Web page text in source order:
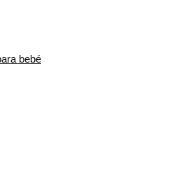
bebé